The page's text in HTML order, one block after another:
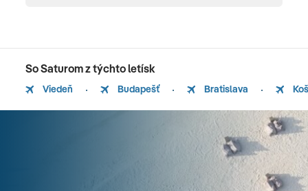
So Saturom z týchto letísk
Viedeň Budapešť Bratislava